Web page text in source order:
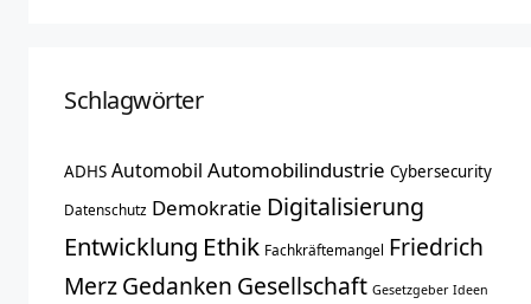
Schlagwörter
ADHS Automobil Automobilindustrie Cybersecurity
Datenschutz Demokratie Digitalisierung
Entwicklung Ethik Fachkräftemangel Friedrich
MerzGedanken Gesellschaft Gesetzgeber Ideen